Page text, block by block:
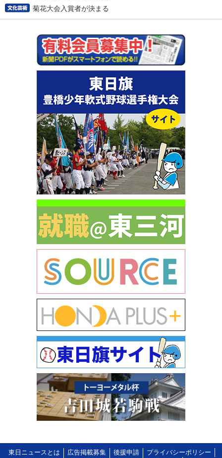
菊花大会入賞者が決まる
東日ニュースとは 広告掲載募集 後援申請
プライバシーポリシー